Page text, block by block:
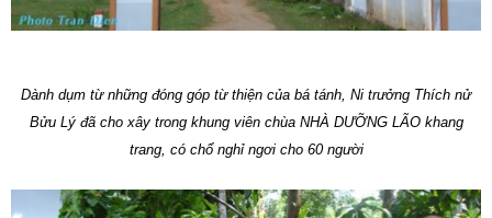
Dành dụm từ những đóng góp từ thiện của bá tánh, Ni trưởng Thích nử
Bửu Lý đã cho xây trong khung viên chùa NHÀ DƯỠNG LÃO khang
trang, có chổ nghỉ ngơi cho 60 người